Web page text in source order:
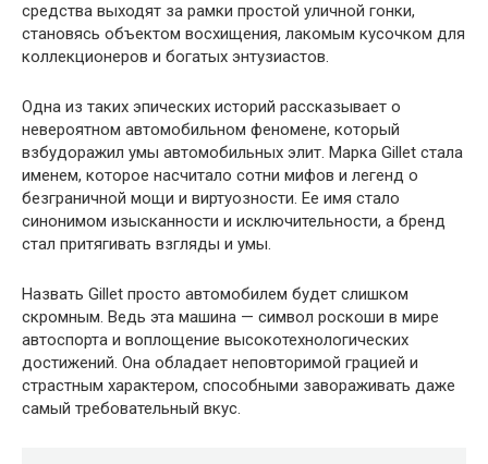
средства выходят за рамки простой уличной гонки,
становясь объектом восхищения, лакомым кусочком для
коллекционеров и богатых энтузиастов.
Одна из таких эпических историй рассказывает о
невероятном автомобильном феномене, который
взбудоражил умы автомобильных элит. Марка Gillet стала
именем, которое насчитало сотни мифов и легенд о
безграничной мощи и виртуозности. Ее имя стало
синонимом изысканности и исключительности, а бренд
стал притягивать взгляды и умы.
Назвать Gillet просто автомобилем будет слишком
скромным. Ведь эта машина — символ роскоши в мире
автоспорта и воплощение высокотехнологических
достижений. Она обладает неповторимой грацией и
страстным характером, способными завораживать даже
самый требовательный вкус.